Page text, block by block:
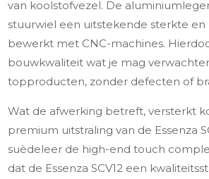
van koolstofvezel. De
stuurwiel een uitstekende sterkte
bewerkt met CNC-machines.
bouwkwaliteit wat je mag
topproducten, zonder defecten of
Wat de afwerking betreft, versterkt
premium uitstraling van de Essenza
suèdeleer de high-end touch
dat de Essenza SCV12 een